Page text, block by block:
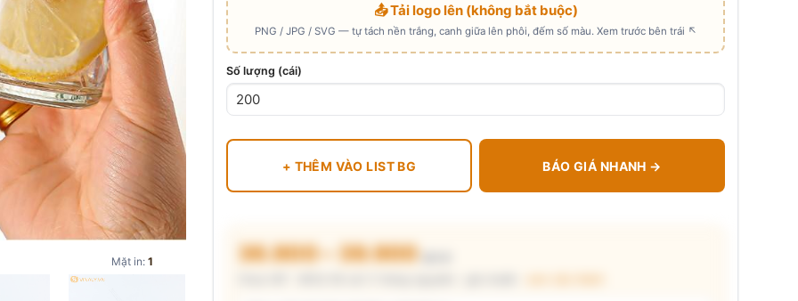
Mặt in: 1
📤 Tải logo lên (không bắt buộc)
PNG / JPG / SVG — tự tách nền trắng, canh giữa lên phôi, đếm số màu. Xem trước bên trái ↖
Số lượng (cái)
+ THÊM VÀO LIST BG BÁO GIÁ NHANH →
36.900 – 39.900